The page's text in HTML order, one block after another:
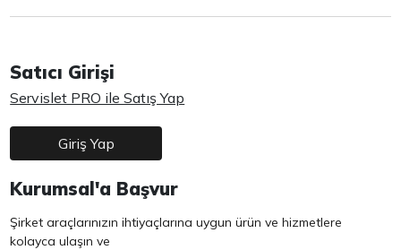
Satıcı Girişi
Servislet PRO ile Satış Yap
Giriş Yap
Kurumsal'a Başvur
Şirket araçlarınızın ihtiyaçlarına uygun ürün ve hizmetlere
kolayca ulaşın ve